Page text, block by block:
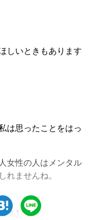
しいときもあります
は思ったことをはっ
女性の人はメンタル
れませんね。
来】